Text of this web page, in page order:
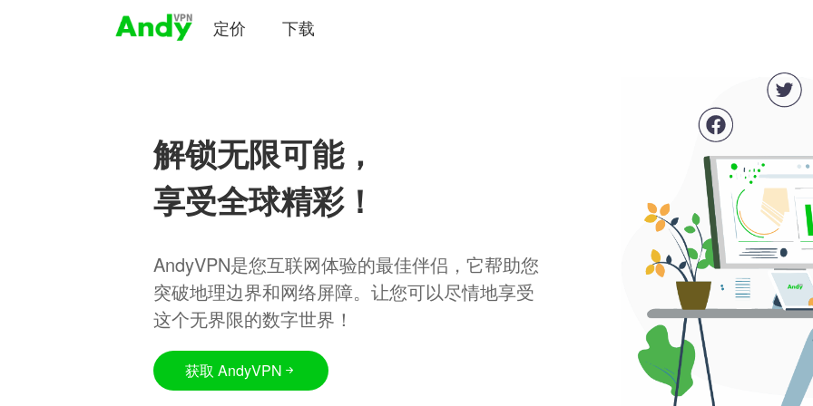
定价 下载
解锁无限可能，
享受全球精彩！
AndyVPN是您互联网体验的最佳伴侣，它帮助您
突破地理边界和网络屏障。让您可以尽情地享受
这个无界限的数字世界！
获取 AndyVPN